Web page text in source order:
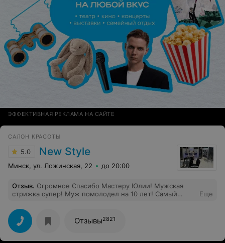
ЭФФЕКТИВНАЯ РЕКЛАМА НА САЙТЕ
САЛОН КРАСОТЫ
5.0 New Style
Минск, ул. Ложинская, 22 до 20:00
Отзыв. Огромное Спасибо Мастеру Юлии! Мужская
стрижка супер! Муж помолодел на 10 лет! Самый
Еще
Отзывы2821